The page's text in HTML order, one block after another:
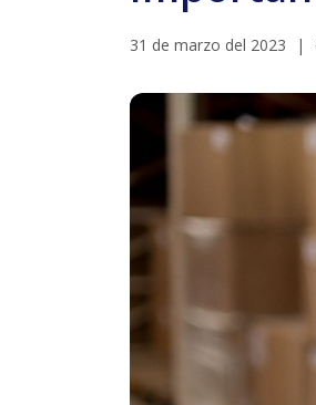
31 de marzo del 2023 |